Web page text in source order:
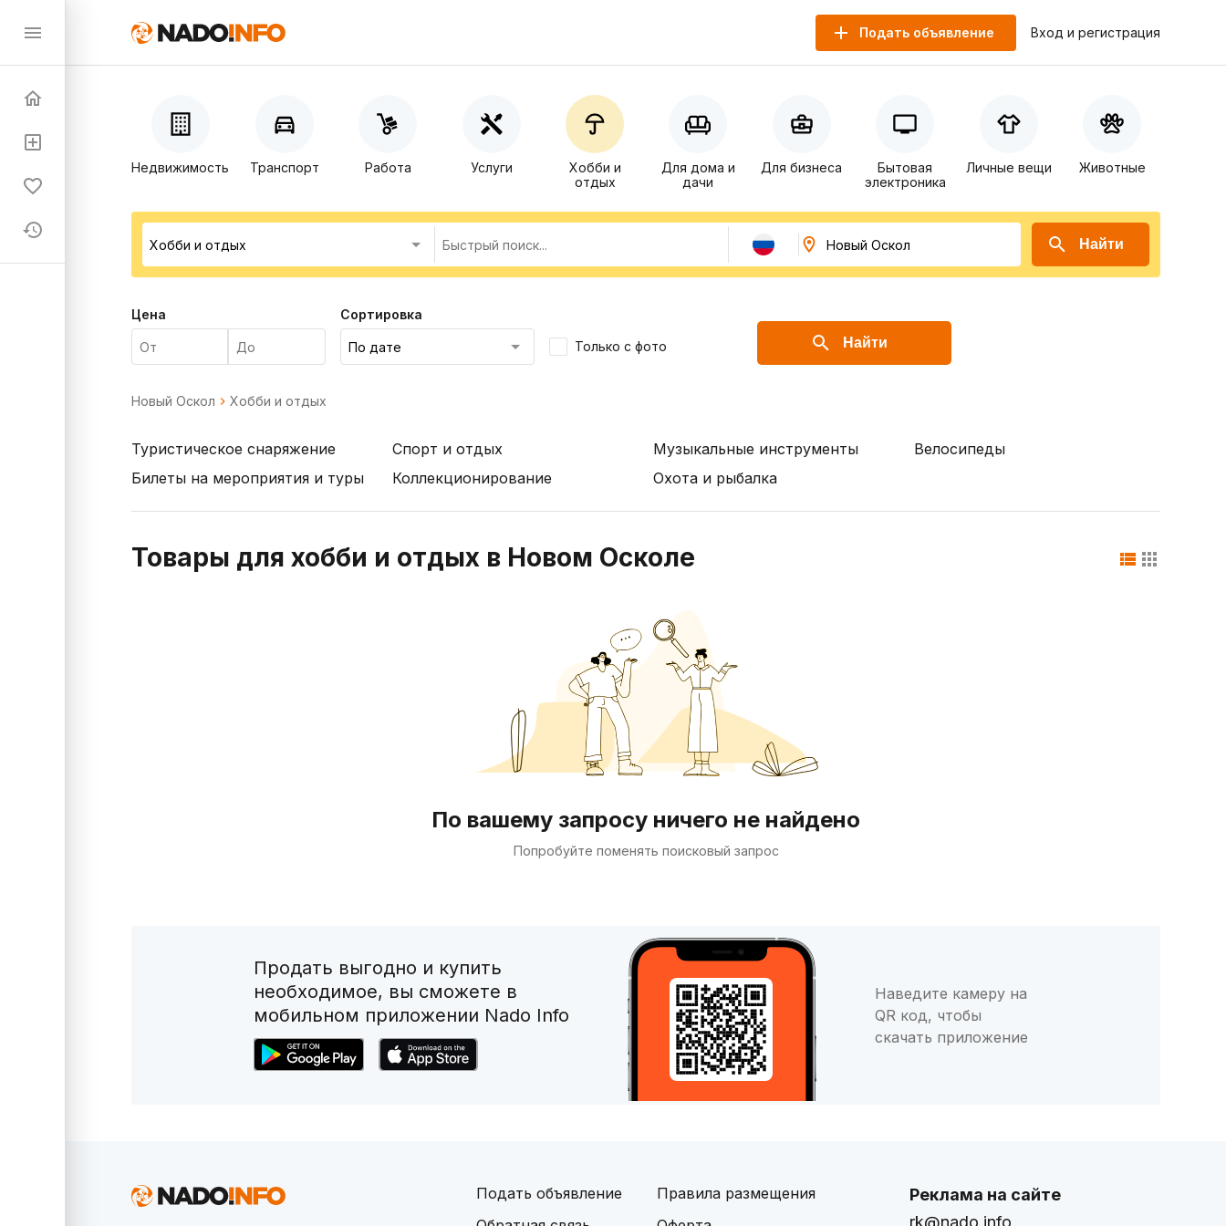
Подать объявление Вход и регистрация
Недвижимость Транспорт Работа Услуги
Хобби и
отдых
Для дома и
дачи
Для бизнеса
Бытовая
электроника
Личные вещи Животные
Найти
Цена Сортировка
Только с фото Найти
Новый Оскол Хобби и отдых
Туристическое снаряжение
Билеты на мероприятия и туры
Спорт и отдых
Коллекционирование
Музыкальные инструменты
Охота и рыбалка
Велосипеды
Товары для хобби и отдых в Новом Осколе
По вашему запросу ничего не найдено
Попробуйте поменять поисковый запрос
Продать выгодно и купить
необходимое, вы сможете в
мобильном приложении Nado Info
Наведите камеру на
QR код, чтобы
скачать приложение
Подать объявление
Правила размещения
Реклама на сайте
rk@nado.info